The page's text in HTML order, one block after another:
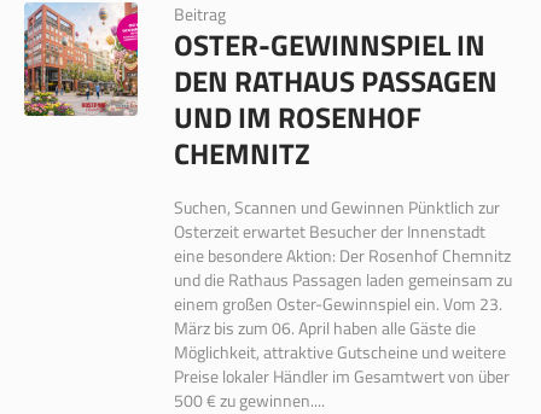
Beitrag
OSTER-GEWINNSPIEL IN
DEN RATHAUS PASSAGEN
UND IM ROSENHOF
CHEMNITZ
Suchen, Scannen und Gewinnen Pünktlich zur
Osterzeit erwartet Besucher der Innenstadt
eine besondere Aktion: Der Rosenhof Chemnitz
und die Rathaus Passagen laden gemeinsam zu
einem großen Oster-Gewinnspiel ein. Vom 23.
März bis zum 06. April haben alle Gäste die
Möglichkeit, attraktive Gutscheine und weitere
Preise lokaler Händler im Gesamtwert von über
500 € zu gewinnen....